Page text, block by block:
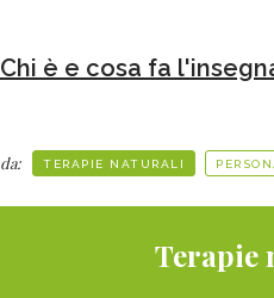
Chi è e cosa fa
da: TERAPIE NATURALI
Terapie